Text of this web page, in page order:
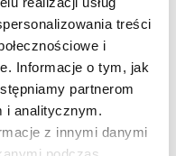
treści
i
Informacje o tym, jak
partnerom
i analitycznym.
z innymi danymi